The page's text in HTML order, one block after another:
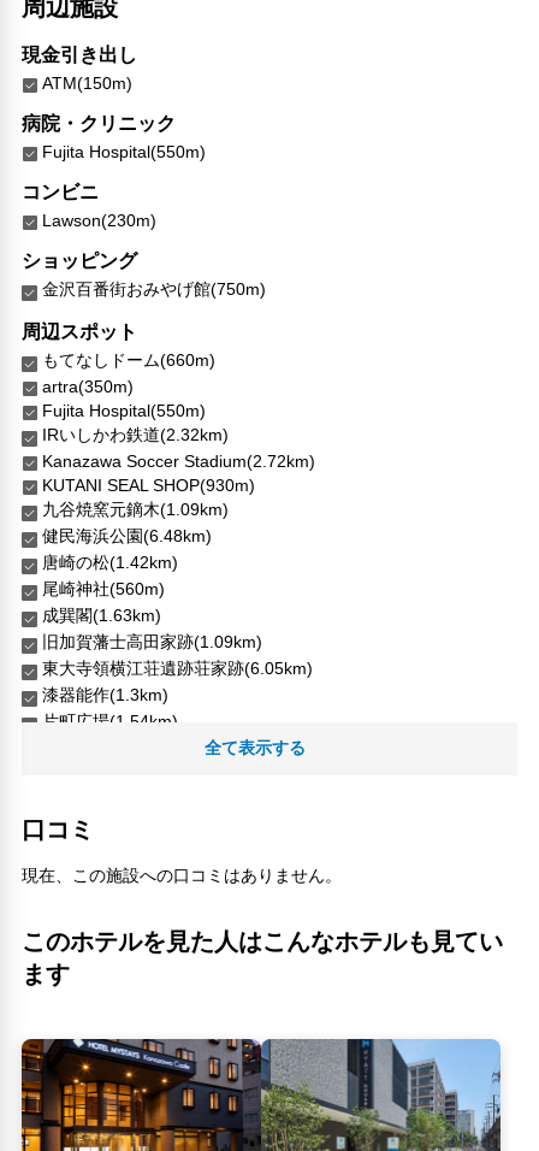
周辺施設
現金引き出し
ATM(150m)
病院・クリニック
Fujita Hospital(550m)
コンビニ
Lawson(230m)
ショッピング
金沢百番街おみやげ館(750m)
周辺スポット
もてなしドーム(660m)
artra(350m)
Fujita Hospital(550m)
IRいしかわ鉄道(2.32km)
Kanazawa Soccer Stadium(2.72km)
KUTANI SEAL SHOP(930m)
九谷焼窯元鏑木(1.09km)
健民海浜公園(6.48km)
唐崎の松(1.42km)
尾崎神社(560m)
成巽閣(1.63km)
旧加賀藩士高田家跡(1.09km)
東大寺領横江荘遺跡荘家跡(6.05km)
漆器能作(1.3km)
片町広場(1.54km)
菱櫓・五十間長屋・橋爪門続櫓・橋爪門(960m)
ルピシア 金沢フォーラスショップ(760m)
金沢百番街おみやげ館(750m)
人気スポット
全て表示する
口コミ
現在、この施設への口コミはありません。
このホテルを見た人はこんなホテルも見てい
ます